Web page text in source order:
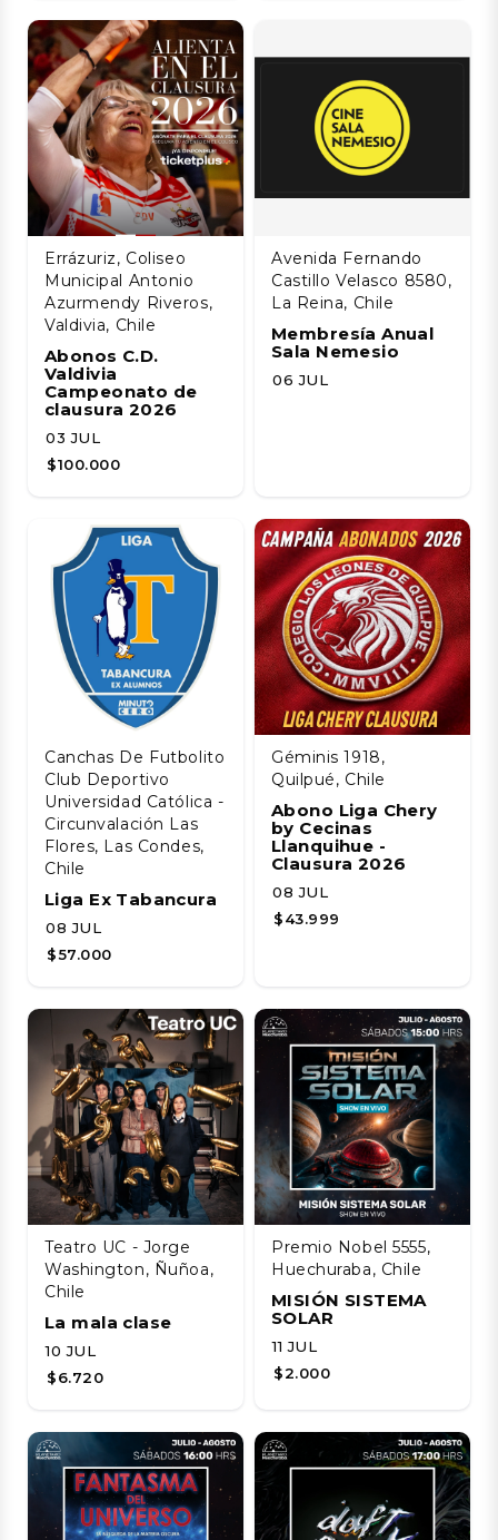
Errázuriz, Coliseo
Municipal Antonio
Azurmendy Riveros,
Valdivia, Chile
Abonos C.D.
Valdivia
Campeonato de
clausura 2026
03 JUL
$100.000
Avenida Fernando
Castillo Velasco 8580,
La Reina, Chile
Membresía Anual
Sala Nemesio
06 JUL
Canchas De Futbolito
Club Deportivo
Universidad Católica -
Circunvalación Las
Flores, Las Condes,
Chile
Liga Ex Tabancura
08 JUL
$57.000
Géminis 1918,
Quilpué, Chile
Abono Liga Chery
by Cecinas
Llanquihue -
Clausura 2026
08 JUL
$43.999
Teatro UC - Jorge
Washington, Ñuñoa,
Chile
La mala clase
10 JUL
$6.720
Premio Nobel 5555,
Huechuraba, Chile
MISIÓN SISTEMA
SOLAR
11 JUL
$2.000